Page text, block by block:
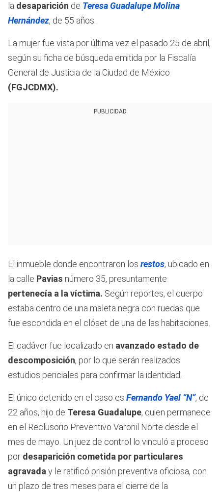
la desaparición de Teresa GuadalupeMolina
Hernández, de 55 años.
La mujer fue vista por última vez el pasado 25 de abril,
según su ficha de búsqueda emitida por la Fiscalía
General de Justicia de la Ciudad de México
(FGJCDMX).
PUBLICIDAD
El inmueble donde encontraron los restos, ubicado en
la calle Pavias número 35, presuntamente
pertenecía a la víctima. Según reportes, el cuerpo
estaba dentro de una maleta negra con ruedas que
fue escondida en el clóset de una de las habitaciones.
El cadáver fue localizado en avanzado estado de
descomposición, por lo que serán realizados
estudios periciales para confirmar la identidad.
El único detenido en el caso es Fernando Yael “N”, de
22 años, hijo de Teresa Guadalupe, quien permanece
en el Reclusorio Preventivo Varonil Norte desde el
mes de mayo. Un juez de control lo vinculó a proceso
por desaparición cometida por particulares
agravaday le ratificó prisión preventiva oficiosa, con
un plazo de tres meses para el cierre de la